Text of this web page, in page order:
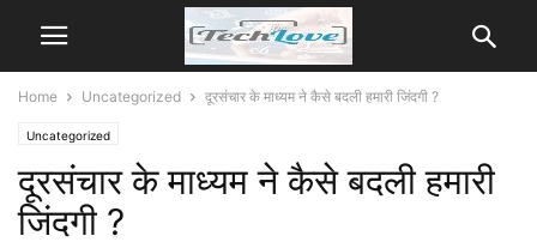
Home Uncategorized दूरसंचार के माध्यम ने कैसे बदली हमारी जिंदगी ?
Uncategorized
दूरसंचार के माध्यम ने कैसे बदली हमारी
जिंदगी ?